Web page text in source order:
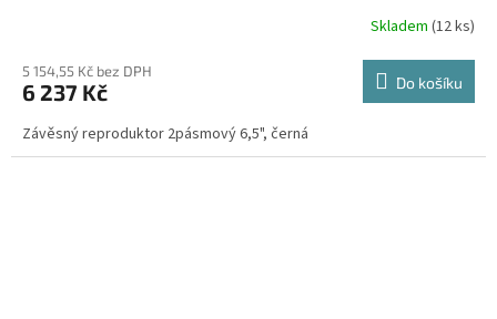
Skladem (12 ks)
5 154,55 Kč bez DPH
6 237 Kč Do košíku
Závěsný reproduktor 2pásmový 6,5", černá